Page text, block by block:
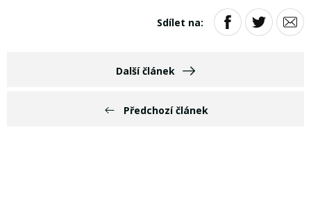
Předchozí článek
Sdílet na:
Další článek